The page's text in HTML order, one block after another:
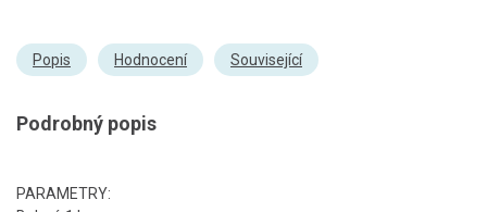
Popis Hodnocení Související
Podrobný popis
PARAMETRY: